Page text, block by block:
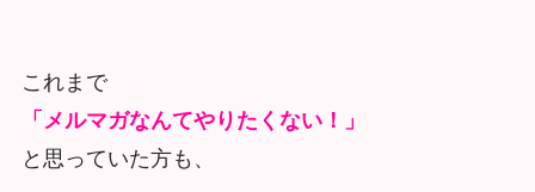
これまで
「メルマガなんてやりたくない！」
と思っていた方も、